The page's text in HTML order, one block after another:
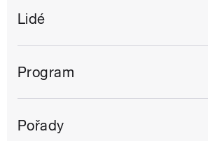
Lidé
Program
Pořady